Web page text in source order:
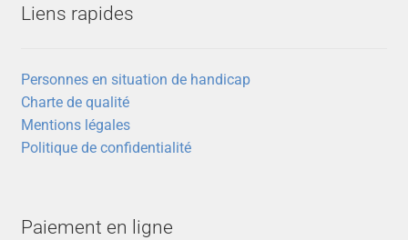
Liens rapides
Personnes en situation de handicap
Charte de qualité
Mentions légales
Politique de confidentialité
Paiement en ligne